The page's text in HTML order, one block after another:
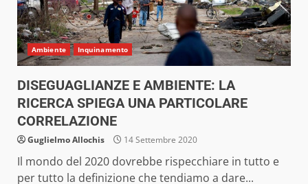
Ambiente Inquinamento
DISEGUAGLIANZE E AMBIENTE: LA
RICERCA SPIEGA UNA PARTICOLARE
CORRELAZIONE
Guglielmo Allochis 14 Settembre 2020
Il mondo del 2020 dovrebbe rispecchiare in tutto e
per tutto la definizione che tendiamo a dare...